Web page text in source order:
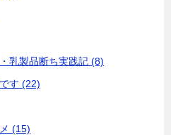
乳製品断ち実践記 (8)
す (22)
(15)